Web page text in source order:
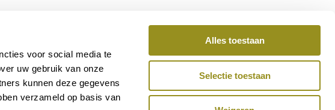
voor social media te
uw gebruik van onze
kunnen deze gegevens
verzameld op basis van
Alles toestaan
Selectie toestaan